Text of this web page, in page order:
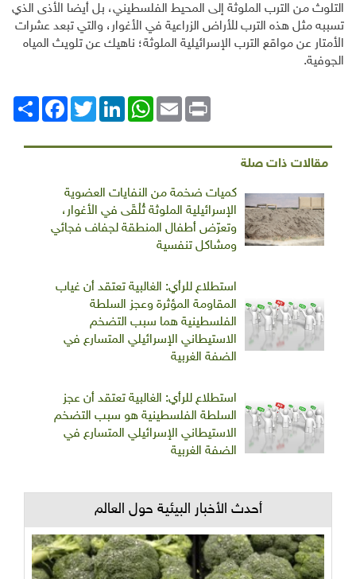
التلوث من الترب الملوثة إلى المحيط الفلسطيني، بل أيضا الأذى الذي
تسببه مثل هذه الترب للأراض الزراعية في الأغوار، والتي تبعد عشرات
الأمتار عن مواقع الترب الإسرائيلية الملوثة؛ ناهيك عن تلويث المياه
الجوفية.
انشر
FacebookTwitterLinkedIn
WhatsAppEmail Print
مقالات ذات صلة
كميات ضخمة من النفايات العضوية
الإسرائيلية الملوثة تُلْقَى في الأغوار،
وتعرّض أطفال المنطقة لجفاف فجائي
ومشاكل تنفسية
استطلاع للرأي: الغالبية تعتقد أن غياب
المقاومة المؤثرة وعجز السلطة
الفلسطينية هما سبب التضخم
الاستيطاني الإسرائيلي المتسارع في
الضفة الغربية
استطلاع للرأي: الغالبية تعتقد أن عجز
السلطة الفلسطينية هو سبب التضخم
الاستيطاني الإسرائيلي المتسارع في
الضفة الغربية
أحدث الأخبار البيئية حول العالم